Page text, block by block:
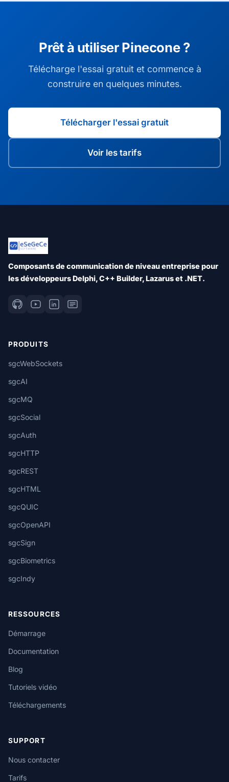
Prêt à utiliser Pinecone ?
Télécharge l'essai gratuit et commence à
construire en quelques minutes.
Télécharger l'essai gratuit
Voir les tarifs
Composants de communication de niveau entreprise pour
les développeurs Delphi, C++ Builder, Lazarus et .NET.
PRODUITS
sgcWebSockets
sgcAI
sgcMQ
sgcSocial
sgcAuth
sgcHTTP
sgcREST
sgcHTML
sgcQUIC
sgcOpenAPI
sgcSign
sgcBiometrics
sgcIndy
RESSOURCES
Démarrage
Documentation
Blog
Tutoriels vidéo
Téléchargements
SUPPORT
Nous contacter
Tarifs